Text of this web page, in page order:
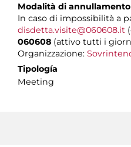
Modalità di
In caso di impossibilità a
disdetta.visite@060608.it
060608 (attivo tutti i
Organizzazione:
Tipología
Meeting